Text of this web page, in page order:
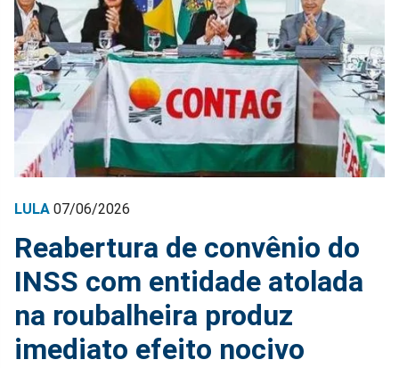
LULA 07/06/2026
Reabertura de convênio do
INSS com entidade atolada
na roubalheira produz
imediato efeito nocivo